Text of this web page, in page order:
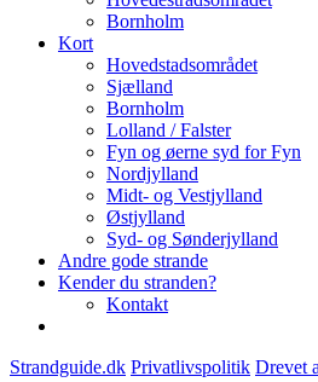
Bornholm
Kort
Hovedstadsområdet
Sjælland
Bornholm
Lolland / Falster
Fyn og øerne syd for Fyn
Nordjylland
Midt- og Vestjylland
Østjylland
Syd- og Sønderjylland
Andre gode strande
Kender du stranden?
Kontakt
Strandguide.dk Privatlivspolitik Drevet